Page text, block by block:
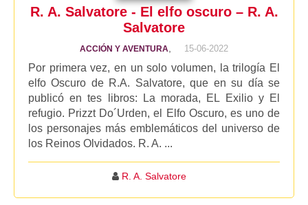
R. A. Salvatore - El elfo oscuro – R. A.
Salvatore
ACCIÓN Y AVENTURA 15-06-2022
Por primera vez, en un solo volumen, la trilogía El
elfo Oscuro de R.A. Salvatore, que en su día se
publicó en tes libros: La morada, EL Exilio y El
refugio. Prizzt Do´Urden, el Elfo Oscuro, es uno de
los personajes más emblemáticos del universo de
los Reinos Olvidados. R. A. ...
R. A. Salvatore